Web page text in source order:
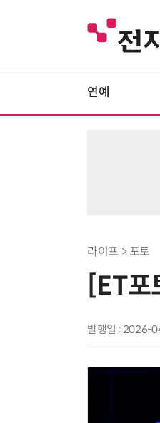
연예
라이프 > 포토
[ET포
발행일 : 2026-